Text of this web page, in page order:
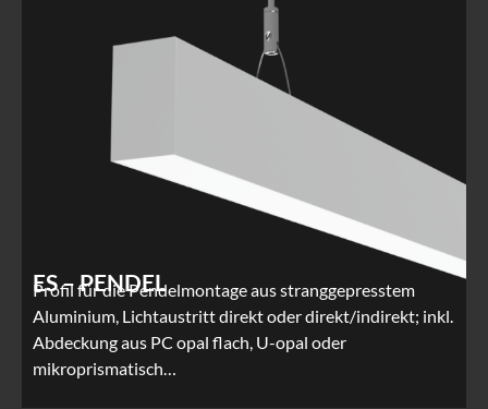
ES – PENDEL
Profil für die Pendelmontage aus stranggepresstem
Aluminium, Lichtaustritt direkt oder direkt/indirekt; inkl.
Abdeckung aus PC opal flach, U-opal oder
mikroprismatisch…